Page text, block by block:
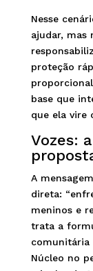
Nesse
ajudar, mas
proteção
base que
que ela vire
Vozes:
A
direta:
meninos e
trata a
comunitária
Núcleo no